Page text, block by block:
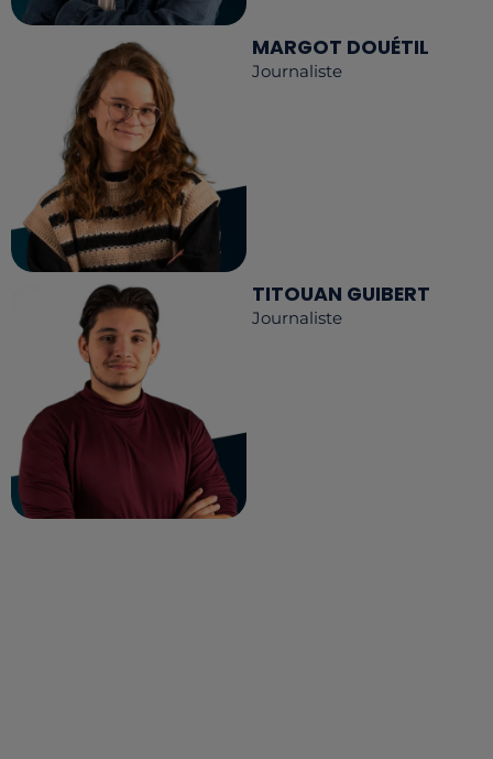
MARGOT DOUÉTIL
Journaliste
TITOUAN GUIBERT
Journaliste